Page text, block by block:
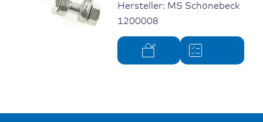
Hersteller: MS Schönebeck
1200008